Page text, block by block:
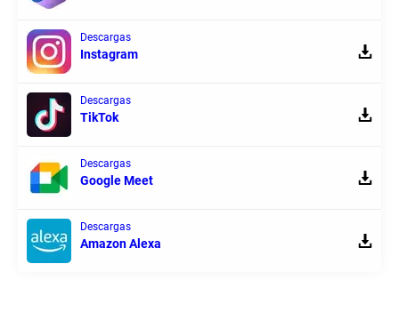
Descargas
Instagram
Descargas
TikTok
Descargas
Google Meet
Descargas
Amazon Alexa